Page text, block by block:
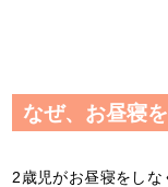
なぜ、お昼寝
2歳児がお昼寝をしな